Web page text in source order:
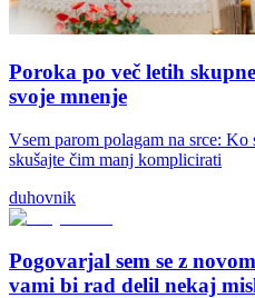
Poroka po več letih
svoje mnenje
Vsem parom polagam na srce:
skušajte čim manj komplicirati
duhovnik
Pogovarjal sem se z
vami bi rad delil nekaj